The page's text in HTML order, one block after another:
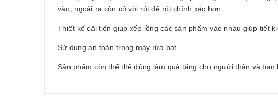
vào, ngoài ra còn có vòi rót để rót chính xác hơn.
Thiết kế cải tiến giúp xếp lồng các sản phẩm vào nhau giúp tiết
Sử dụng an toàn trong máy rửa bát.
Sản phẩm còn thể thể dùng làm quà tặng cho người thân và bạn